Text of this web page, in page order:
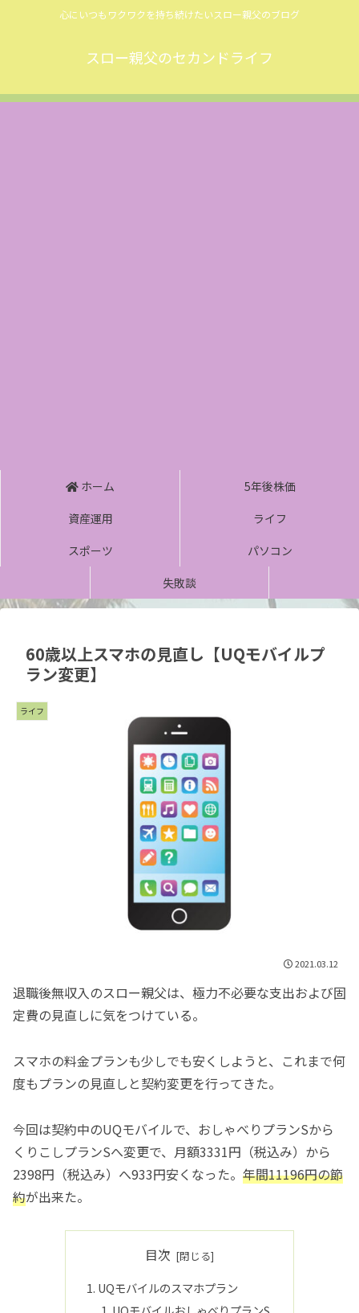
心にいつもワクワクを持ち続けたいスロー親父のブログ
スロー親父のセカンドライフ
ホーム
5年後株価
資産運用
ライフ
スポーツ
パソコン
失敗談
60歳以上スマホの見直し【UQモバイルプ
ラン変更】
ライフ
2021.03.12
退職後無収入のスロー親父は、極力不必要な支出および固
定費の見直しに気をつけている。
スマホの料金プランも少しでも安くしようと、これまで何
度もプランの見直しと契約変更を行ってきた。
今回は契約中のUQモバイルで、おしゃべりプランSから
くりこしプランSへ変更で、月額3331円（税込み）から
2398円（税込み）へ933円安くなった。 年間11196円の節
約が出来た。
目次
UQモバイルのスマホプラン